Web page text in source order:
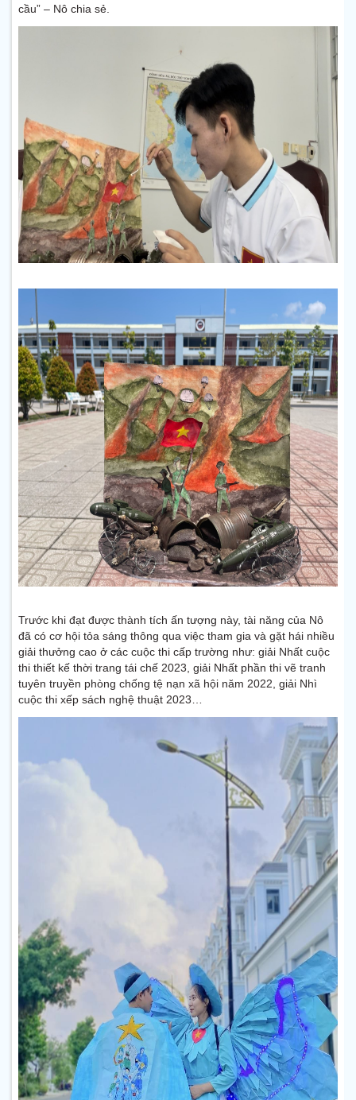
cầu” – Nô chia sẻ.
Trước khi đạt được thành tích ấn tượng này, tài năng của Nô
đã có cơ hội tỏa sáng thông qua việc tham gia và gặt hái nhiều
giải thưởng cao ở các cuộc thi cấp trường như: giải Nhất cuộc
thi thiết kế thời trang tái chế 2023, giải Nhất phần thi vẽ tranh
tuyên truyền phòng chống tệ nạn xã hội năm 2022, giải Nhì
cuộc thi xếp sách nghệ thuật 2023…